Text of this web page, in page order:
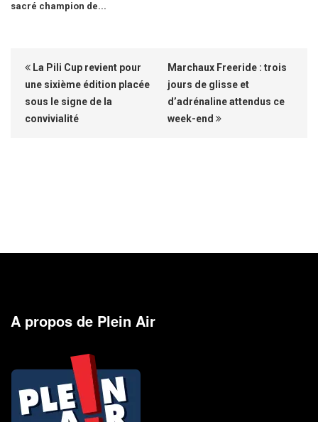
sacré champion de...
La Pili Cup revient pour
une sixième édition placée
sous le signe de la
convivialité
Marchaux Freeride : trois
jours de glisse et
d’adrénaline attendus ce
week-end
A propos de Plein Air